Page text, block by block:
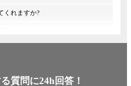
くれますか?
質問に24h回答！